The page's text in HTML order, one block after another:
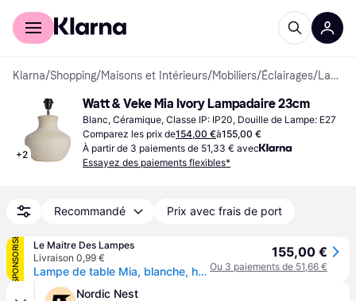
Acheter avec Klarna
Klarna/Shopping/Maisons et Intérieurs/Mobiliers/Éclairages/ Lampadaires
+2
Watt & Veke Mia Ivory Lampadaire 23cm
Blanc, Céramique, Classe IP: IP20, Douille de Lampe: E27
Comparez les prix de154,00 €à155,00 €
À partir de 3 paiements de 51,33 € avec
Essayez des paiements flexibles*
Recommandé Prix avec frais de port
SPONSORISÉ
Le Maitre Des Lampes
Livraison 0,99 €
Lampe de table Mia, blanche, hauteur 31 cm, céramique, culot E27 - Watt &amp; Watt & Veke - Salon / séjour - Design - À ampoule unique
155,00 €
Ou 3 paiements de 51,66 €
Nordic Nest